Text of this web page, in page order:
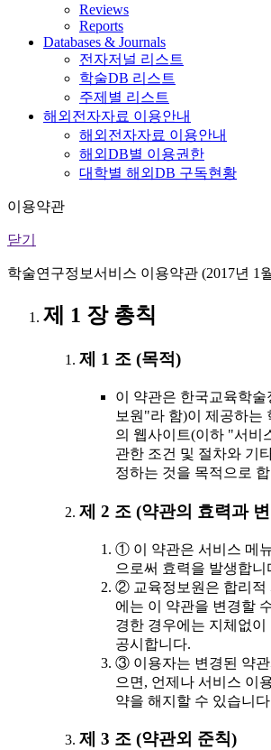
Reviews
Reports
Databases & Journals
전자저널 리스트
학술DB 리스트
주제별 리스트
해외전자자료 이용안내
해외전자자료 이용안내
해외DB별 이용권한
대학별 해외DB 구독현황
이용약관
닫기
학술연구정보서비스 이용약관 (2017년 1
제 1 장 총칙
제 1 조 (목적)
이 약관은 한국교육학
보원"라 함)이 제공하는
의 웹사이트(이하 "서비
관한 조건 및 절차와 기
정하는 것을 목적으로
제 2 조 (약관의 효력과
① 이 약관은 서비스 메
으로써 효력을 발생합니
② 교육정보원은 합리적
에는 이 약관을 변경할
경한 경우에는 지체없
공시합니다.
③ 이용자는 변경된 약
으면, 언제나 서비스 이
약을 해지할 수 있습니
제 3 조 (약관외 준칙)